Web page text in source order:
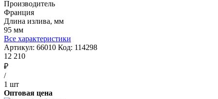
Производитель
Франция
Длина излива, мм
95 мм
Все характеристики
Артикул: 66010 Код: 114298
12 210
₽
/
1 шт
Оптовая цена